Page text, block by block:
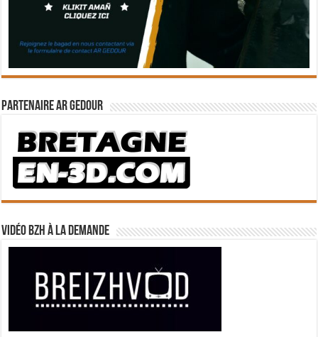
Partenaire Ar Gedour
Vidéo BZH à la demande